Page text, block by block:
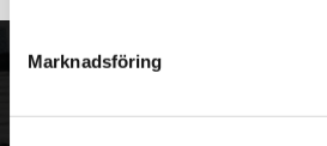
Marknadsföring
ORDER NORDIC
3PL